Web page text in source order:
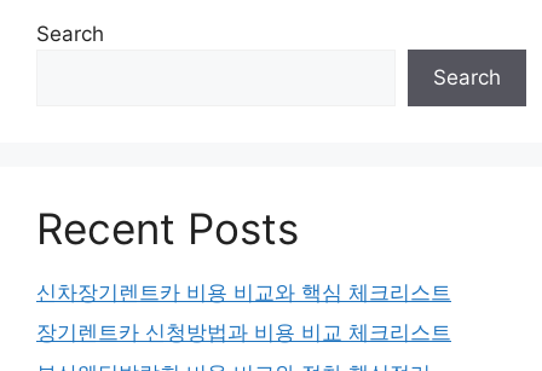
Search
Search
Recent Posts
신차장기렌트카 비용 비교와 핵심 체크리스트
장기렌트카 신청방법과 비용 비교 체크리스트